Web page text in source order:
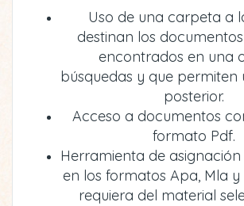
Uso de una carpeta a
destinan los
encontrados en una
búsquedas y que permiten
posterior.
Acceso a documentos
formato Pdf.
Herramienta de
en los formatos Apa, Mla
requiera del material